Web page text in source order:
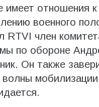
имеет отношения
военного
RTVI член
по обороне
Он также
волны